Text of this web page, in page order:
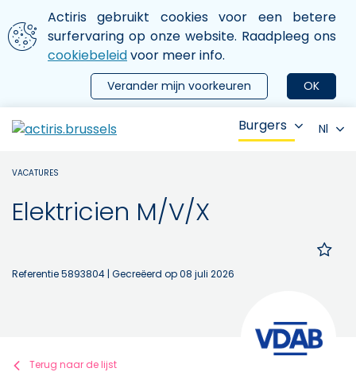
Aller au contenu principal
We gebruiken cookies
Actiris gebruikt cookies voor een betere
surfervaring op onze website. Raadpleeg ons
cookiebeleidvoor meer info.
OK
Verander mijn voorkeuren
le menu
Burgers Nl
VACATURES
Elektricien M/V/X
Referentie 5893804 | Gecreëerd op 08 juli 2026
Terug naar de lijst